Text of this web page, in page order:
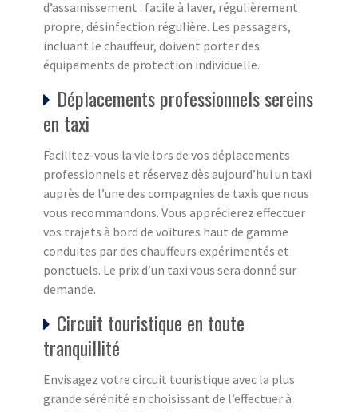
d’assainissement : facile à laver, régulièrement
propre, désinfection régulière. Les passagers,
incluant le chauffeur, doivent porter des
équipements de protection individuelle.
Déplacements professionnels sereins
en taxi
Facilitez-vous la vie lors de vos déplacements
professionnels et réservez dès aujourd’hui un taxi
auprès de l’une des compagnies de taxis que nous
vous recommandons. Vous apprécierez effectuer
vos trajets à bord de voitures haut de gamme
conduites par des chauffeurs expérimentés et
ponctuels. Le prix d’un taxi vous sera donné sur
demande.
Circuit touristique en toute
tranquillité
Envisagez votre circuit touristique avec la plus
grande sérénité en choisissant de l’effectuer à